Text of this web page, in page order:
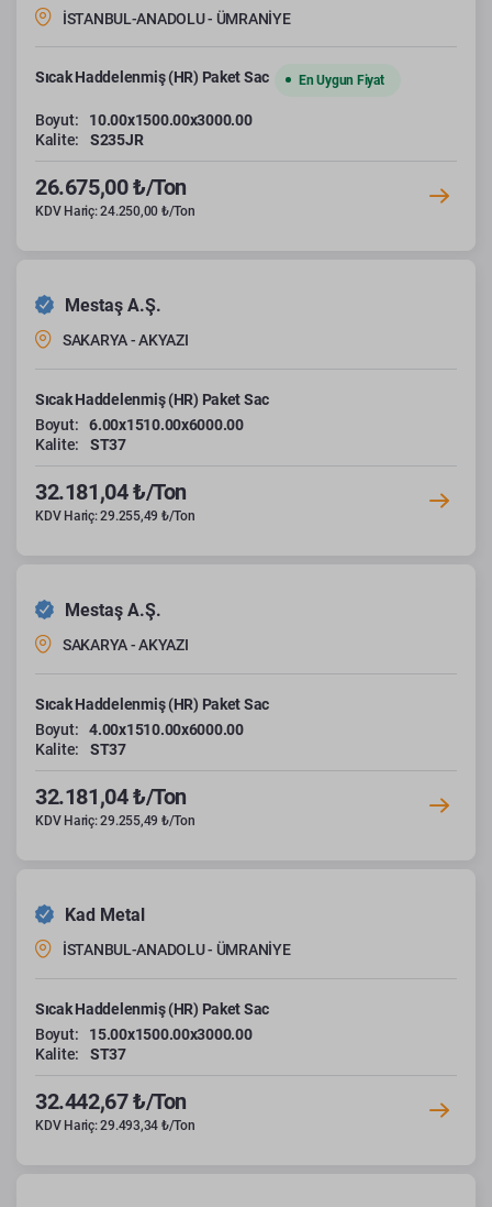
İSTANBUL-ANADOLU - ÜMRANİYE
Sıcak Haddelenmiş (HR) Paket Sac En Uygun Fiyat
Boyut:
10.00x1500.00x3000.00
Kalite:
S235JR
26.675,00 ₺/Ton
KDV Hariç: 24.250,00 ₺/Ton
Mestaş A.Ş.
SAKARYA - AKYAZI
Sıcak Haddelenmiş (HR) Paket Sac
Boyut:
6.00x1510.00x6000.00
Kalite:
ST37
32.181,04 ₺/Ton
KDV Hariç: 29.255,49 ₺/Ton
Mestaş A.Ş.
SAKARYA - AKYAZI
Sıcak Haddelenmiş (HR) Paket Sac
Boyut:
4.00x1510.00x6000.00
Kalite:
ST37
32.181,04 ₺/Ton
KDV Hariç: 29.255,49 ₺/Ton
Kad Metal
İSTANBUL-ANADOLU - ÜMRANİYE
Sıcak Haddelenmiş (HR) Paket Sac
Boyut:
15.00x1500.00x3000.00
Kalite:
ST37
32.442,67 ₺/Ton
KDV Hariç: 29.493,34 ₺/Ton